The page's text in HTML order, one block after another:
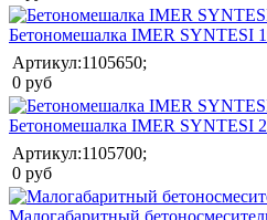
Бетономешалка IMER SYNTESI
Артикул:1105650;
0 руб
Бетономешалка IMER SYNTESI
Артикул:1105700;
0 руб
Малогабаритный